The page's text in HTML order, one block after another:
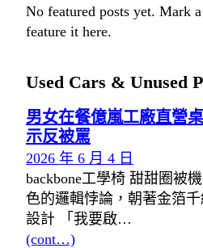
No featured posts yet. Mark
feature it here.
Used Cars & Unused
男女在餐億嵐工廠直營
示反被罵
2026 年 6 月 4 日
backbone工學椅 甜甜圈被
色的邏輯悖論，朝著金箔
設計 「我要啟…
(cont…)